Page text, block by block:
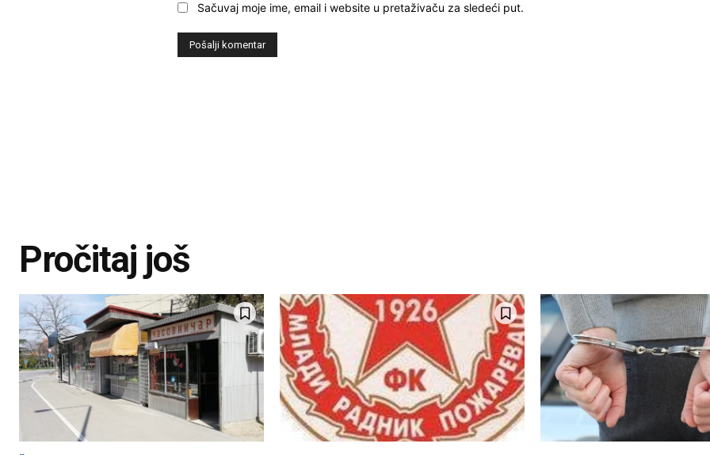
Sačuvaj moje ime, email i website u pretaživaču za sledeći put.
Pročitaj još